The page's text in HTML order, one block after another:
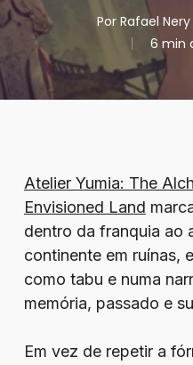
Por Rafael Nery
6 min
Atelier Yumia: The
Envisioned Land
dentro da franquia ao
continente em ruínas,
como tabu e numa
memória, passado e
Em vez de repetir a